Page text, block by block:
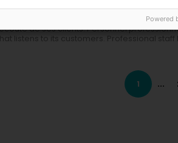
de ses clients. Personnel
listens to its customers. Professional
entreprise et travaille sérieux. Je
1 ...
Powered